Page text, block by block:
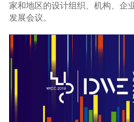
家和地区的设计组织、机构、企
发展会议。